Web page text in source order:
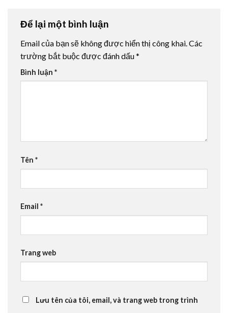
Để lại một bình luận
Email của bạn sẽ không được hiển thị công khai. Các
trường bắt buộc được đánh dấu*
Bình luận *
Tên *
Email *
Trang web
Lưu tên của tôi, email, và trang web trong trình